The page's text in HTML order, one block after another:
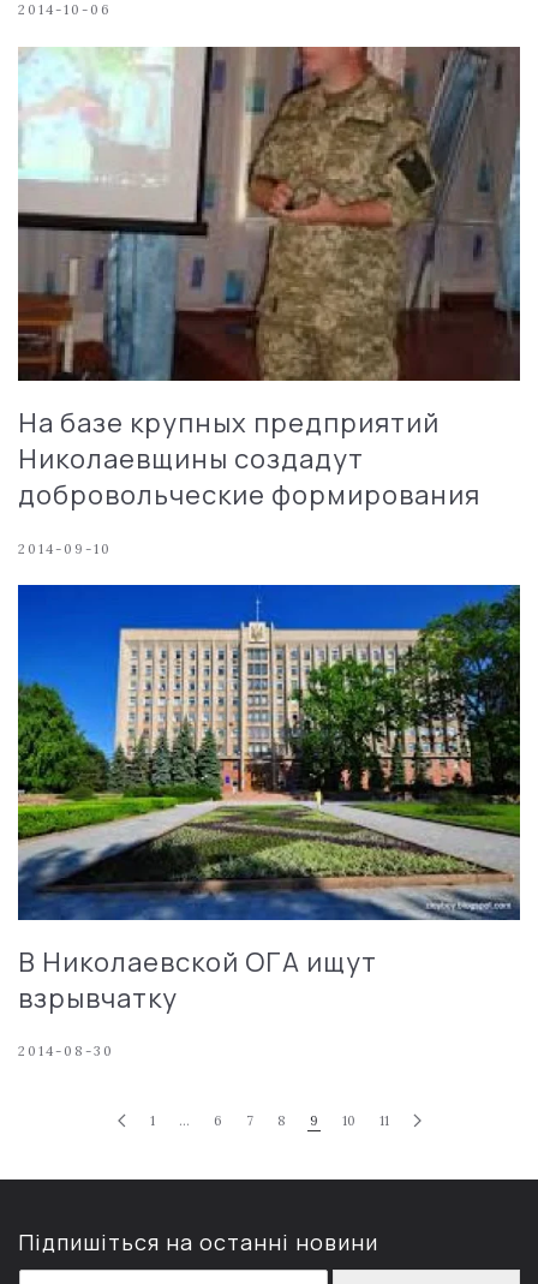
2014-10-06
На базе крупных предприятий
Николаевщины создадут
добровольческие формирования
2014-09-10
В Николаевской ОГА ищут
взрывчатку
2014-08-30
1 … 6 7 8 9 10 11
Підпишіться на останні новини